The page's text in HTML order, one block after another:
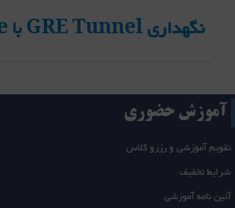
نگهداری GRE Tunnel با keep-alive
آموزش حضوری
تقویم آموزشی و رزرو کلاس
شرایط تخفیف
آئین نامه آموزشی